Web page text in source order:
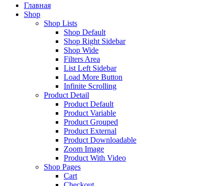
Главная
Shop
Shop Lists
Shop Default
Shop Right Sidebar
Shop Wide
Filters Area
List Left Sidebar
Load More Button
Infinite Scrolling
Product Detail
Product Default
Product Variable
Product Grouped
Product External
Product Downloadable
Zoom Image
Product With Video
Shop Pages
Cart